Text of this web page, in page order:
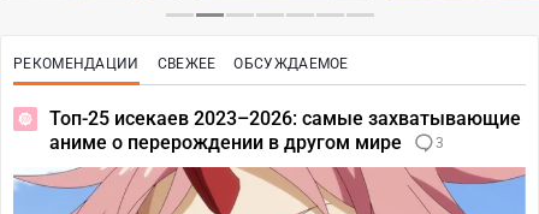
РЕКОМЕНДАЦИИ СВЕЖЕЕ ОБСУЖДАЕМОЕ
Топ-25 исекаев 2023–2026: самые захватывающие
аниме о перерождении в другом мире
3